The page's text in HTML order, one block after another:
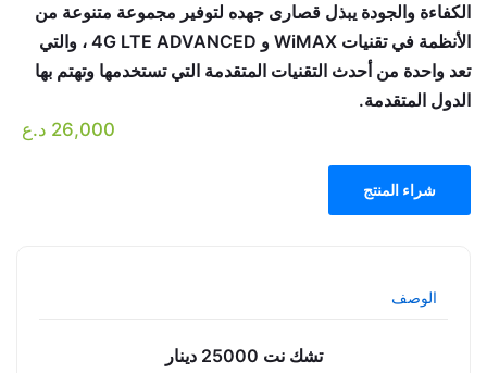
الكفاءة والجودة يبذل قصارى جهده لتوفير مجموعة متنوعة من
الأنظمة في تقنيات WiMAX و 4G LTE ADVANCED ، والتي
تعد واحدة من أحدث التقنيات المتقدمة التي تستخدمها وتهتم بها
الدول المتقدمة.
26,000 د.ع
شراء المنتج
الوصف
تشك نت 25000 دينار